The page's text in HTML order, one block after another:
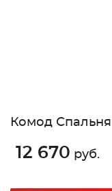
Комод
12 670 руб.